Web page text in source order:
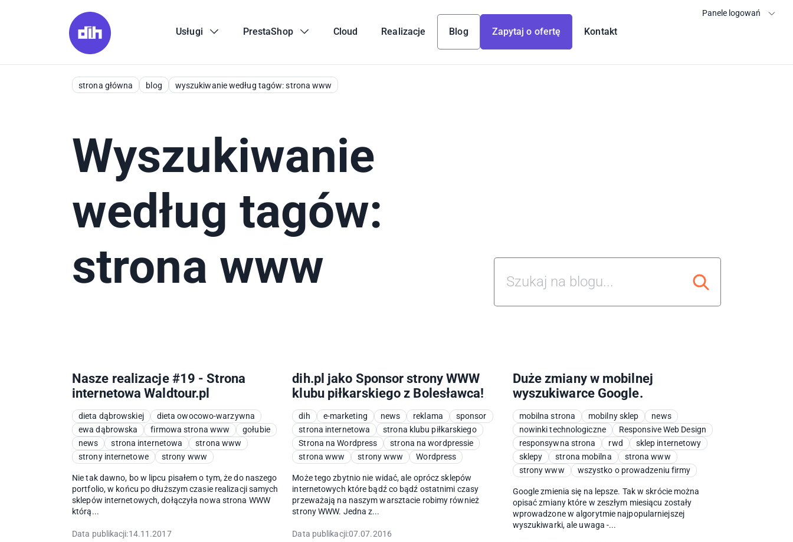
Usługi PrestaShop Cloud Realizacje Blog Zapytaj o ofertę Kontakt
Panele logowań
strona główna blog wyszukiwanie według tagów: strona www
Wyszukiwanie
według tagów:
strona www
Nasze realizacje #19 - Strona
internetowa Waldtour.pl
dieta dąbrowskiej
dieta owocowo-warzywna
ewa dąbrowska
firmowa strona www
gołubie
news
strona internetowa
strona www
strony internetowe
strony www
Nie tak dawno, bo w lipcu pisałem o tym, że do naszego
portfolio, w końcu po dłuższym czasie realizacji samych
sklepów internetowych, dołączyła nowa strona WWW
którą...
Data publikacji:14.11.2017
dih.pl jako Sponsor strony WWW
klubu piłkarskiego z Bolesławca!
dih e-marketing news reklama
sponsor
strona internetowa
strona klubu piłkarskiego
Strona na Wordpress
strona na wordpressie
strona www
strony www Wordpress
Może tego zbytnio nie widać, ale oprócz sklepów
internetowych które bądź co bądź ostatnimi czasy
przeważają na naszym warsztacie robimy również
strony WWW. Jedna z...
Data publikacji:07.07.2016
Duże zmiany w mobilnej
wyszukiwarce Google.
mobilna strona mobilny sklep
news
nowinki technologiczne
Responsive Web Design
responsywna strona
rwd
sklep internetowy
sklepy
strona mobilna
strona www
strony www
wszystko o prowadzeniu firmy
Google zmienia się na lepsze. Tak w skrócie można
opisać zmiany które w zeszłym miesiącu zostały
wprowadzone w algorytmie najpopularniejszej
wyszukiwarki, ale uwaga -...